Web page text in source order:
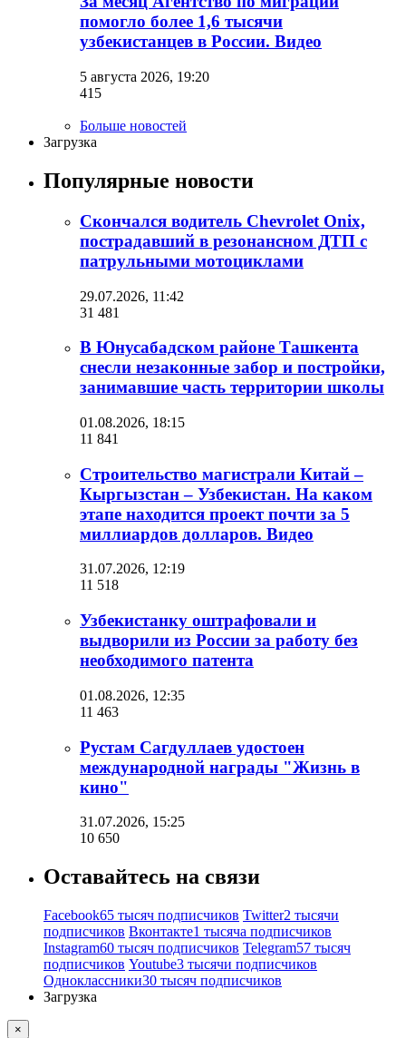
помогло более 1,6 тысячи
узбекистанцев в России. Видео
5 августа 2026, 19:20
415
Больше новостей
Загрузка
Популярные новости
Скончался водитель Chevrolet Onix,
пострадавший в резонансном ДТП с
патрульными мотоциклами
29.07.2026, 11:42
31 481
В Юнусабадском районе Ташкента
снесли незаконные забор и постройки,
занимавшие часть территории школы
01.08.2026, 18:15
11 841
Строительство магистрали Китай –
Кыргызстан – Узбекистан. На каком
этапе находится проект почти за 5
миллиардов долларов. Видео
31.07.2026, 12:19
11 518
Узбекистанку оштрафовали и
выдворили из России за работу без
необходимого патента
01.08.2026, 12:35
11 463
Рустам Сагдуллаев удостоен
международной награды "Жизнь в
кино"
31.07.2026, 15:25
10 650
Оставайтесь на связи
Facebook65 тысяч подписчиков Twitter2 тысячи
подписчиков Вконтакте1 тысяча подписчиков
Instagram60 тысяч подписчиков Telegram57 тысяч
подписчиков Youtube3 тысячи подписчиков
Одноклассники30 тысяч подписчиков
Загрузка
×